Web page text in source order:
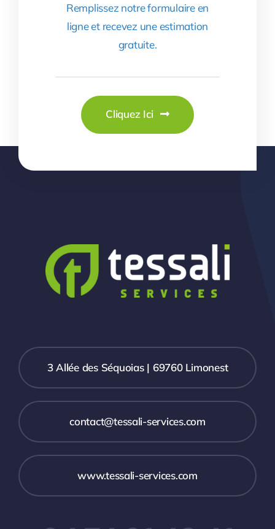
Remplissez notre formulaire en
ligne et recevez une estimation
gratuite.
Cliquez Ici
3 Allée des Séquoias | 69760 Limonest
contact@tessali-services.com
www.tessali-services.com